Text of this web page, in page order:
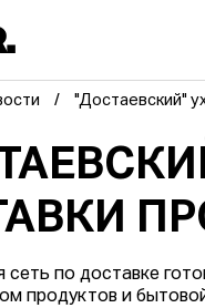
"Достаевский"
сеть по доставке
продуктов и